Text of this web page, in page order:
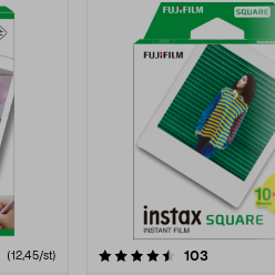
(12,45/st) 103
4.5 av 5 stjärnor